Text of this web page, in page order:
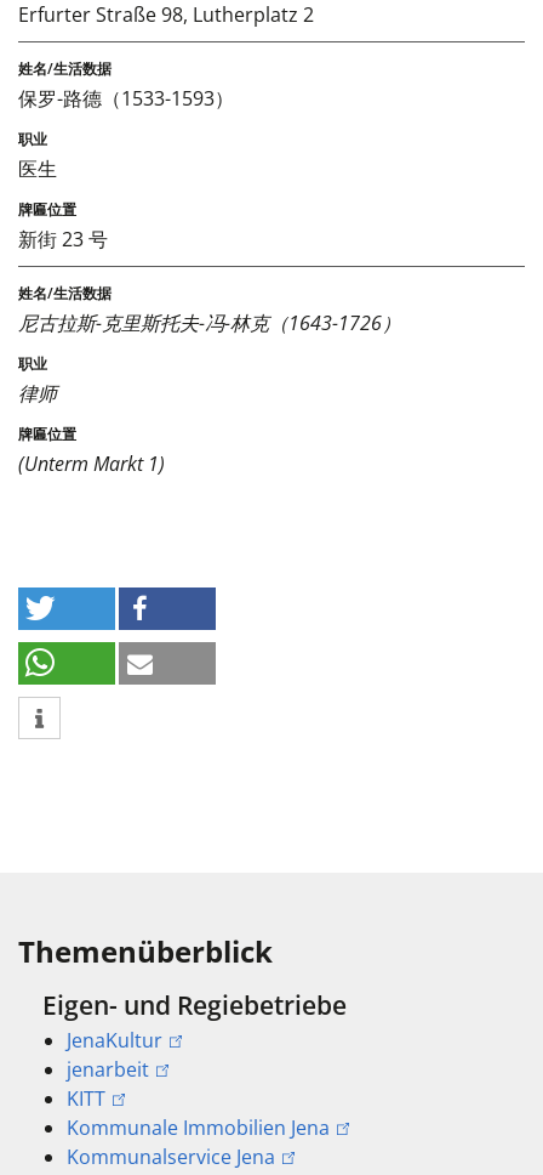
Erfurter Straße 98, Lutherplatz 2
保罗-路德（1533-1593）
医生
新街 23 号
尼古拉斯-克里斯托夫-冯-林克（1643-1726）
律师
(Unterm Markt 1)
Themenüberblick
Eigen- und Regiebetriebe
JenaKultur
jenarbeit
KITT
Kommunale Immobilien Jena
Kommunalservice Jena